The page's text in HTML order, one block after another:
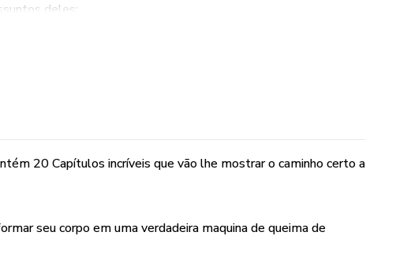
deles:
calorias
20 Capítulos incríveis que vão lhe mostrar o caminho certo a
seu corpo em uma verdadeira maquina de queima de